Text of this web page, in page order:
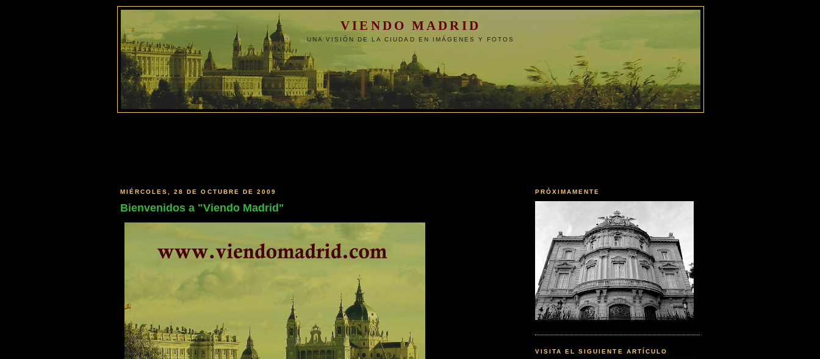
VIENDO MADRID
UNA VISIÓN DE LA CIUDAD EN IMÁGENES Y FOTOS
MIÉRCOLES, 28 DE OCTUBRE DE 2009
Bienvenidos a "Viendo Madrid"
PRÓXIMAMENTE
VISITA EL SIGUIENTE ARTÍCULO